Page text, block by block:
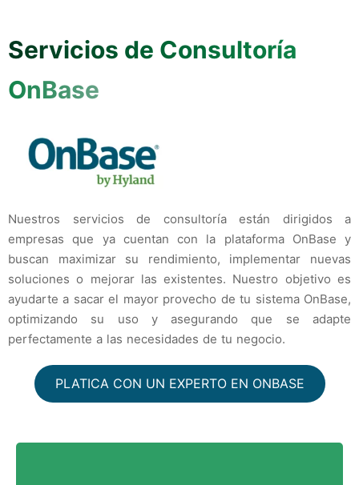
Servicios de Consultoría
OnBase
Nuestros servicios de consultoría están dirigidos a
empresas que ya cuentan con la plataforma OnBase y
buscan maximizar su rendimiento, implementar nuevas
soluciones o mejorar las existentes. Nuestro objetivo es
ayudarte a sacar el mayor provecho de tu sistema OnBase,
optimizando su uso y asegurando que se adapte
perfectamente a las necesidades de tu negocio.
PLATICA CON UN EXPERTO EN ONBASE